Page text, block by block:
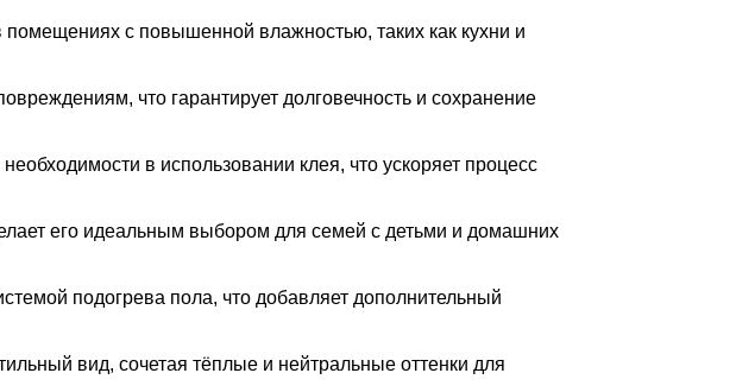
помещениях с повышенной влажностью, таких как кухни и
что гарантирует долговечность и сохранение
в использовании клея, что ускоряет процесс
его идеальным выбором для семей с детьми и домашних
подогрева пола, что добавляет дополнительный
вид, сочетая тёплые и нейтральные оттенки для